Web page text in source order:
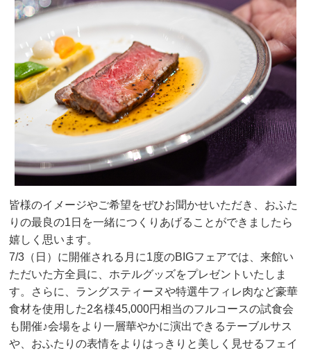
皆様のイメージやご希望をぜひお聞かせいただき、おふた
りの最良の1日を一緒につくりあげることができましたら
嬉しく思います。
7/3（日）に開催される月に1度のBIGフェアでは、来館い
ただいた方全員に、ホテルグッズをプレゼントいたしま
す。さらに、ラングスティーヌや特選牛フィレ肉など豪華
食材を使用した2名様45,000円相当のフルコースの試食会
も開催♪会場をより一層華やかに演出できるテーブルサス
や、おふたりの表情をよりはっきりと美しく見せるフェイ